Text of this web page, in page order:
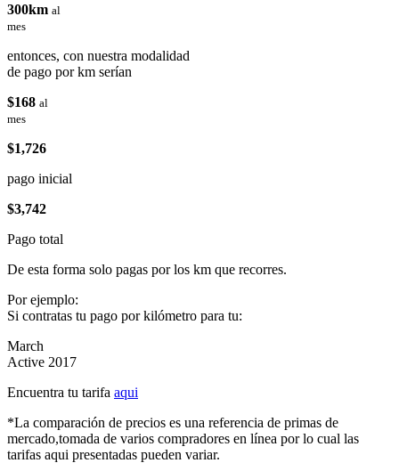
300km al
mes
entonces, con nuestra modalidad
de pago por km serían
$168 al
mes
$1,726
pago inicial
$3,742
Pago total
De esta forma solo pagas por los km que recorres.
Por ejemplo:
Si contratas tu pago por kilómetro para tu:
March
Active 2017
Encuentra tu tarifa aqui
*La comparación de precios es una referencia de primas de
mercado,tomada de varios compradores en línea por lo cual las
tarifas aqui presentadas pueden variar.